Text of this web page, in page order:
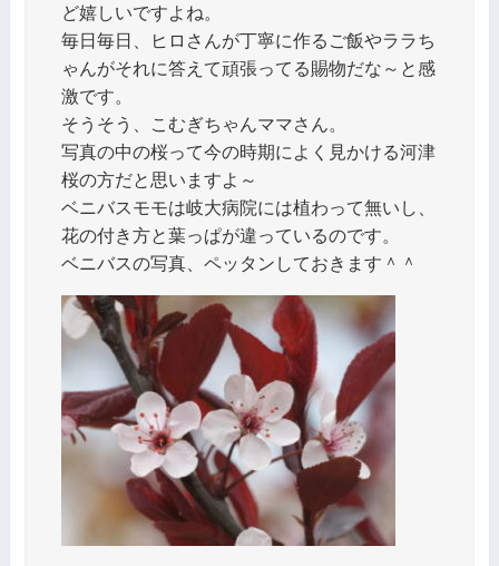
ど嬉しいですよね。
毎日毎日、ヒロさんが丁寧に作るご飯やララち
ゃんがそれに答えて頑張ってる賜物だな～と感
激です。
そうそう、こむぎちゃんママさん。
写真の中の桜って今の時期によく見かける河津
桜の方だと思いますよ～
ベニバスモモは岐大病院には植わって無いし、
花の付き方と葉っぱが違っているのです。
ベニバスの写真、ペッタンしておきます＾＾